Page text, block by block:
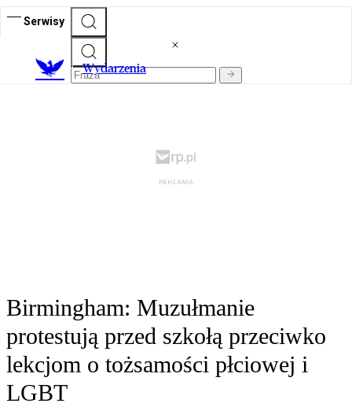
Serwisy
Wydarzenia
Birmingham: Muzułmanie
protestują przed szkołą przeciwko
lekcjom o tożsamości płciowej i
LGBT